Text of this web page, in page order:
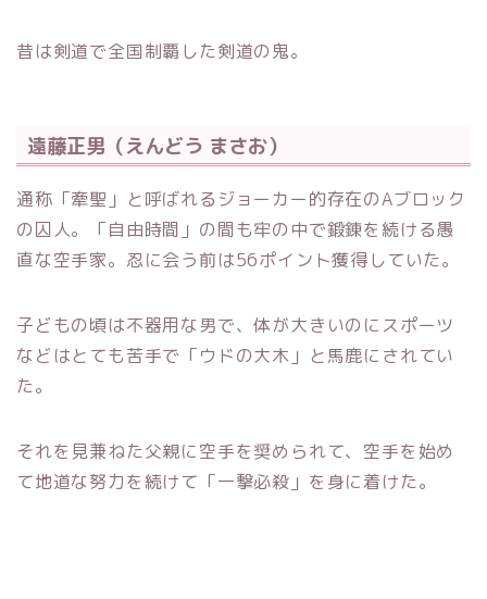
昔は剣道で全国制覇した剣道の鬼。
遠藤正男（えんどう まさお）
通称「牽聖」と呼ばれるジョーカー的存在のAブロック
の囚人。「自由時間」の間も牢の中で鍛錬を続ける愚
直な空手家。忍に会う前は56ポイント獲得していた。
子どもの頃は不器用な男で、体が大きいのにスポーツ
などはとても苦手で「ウドの大木」と馬鹿にされてい
た。
それを見兼ねた父親に空手を奨められて、空手を始め
て地道な努力を続けて「一撃必殺」を身に着けた。